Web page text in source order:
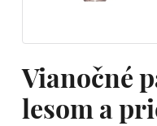
Vianočné
lesom a